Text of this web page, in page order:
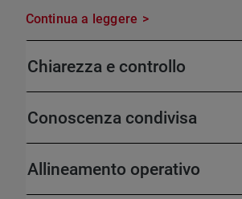
Continua a leggere
Chiarezza e controllo
Conoscenza condivisa
Allineamento operativo